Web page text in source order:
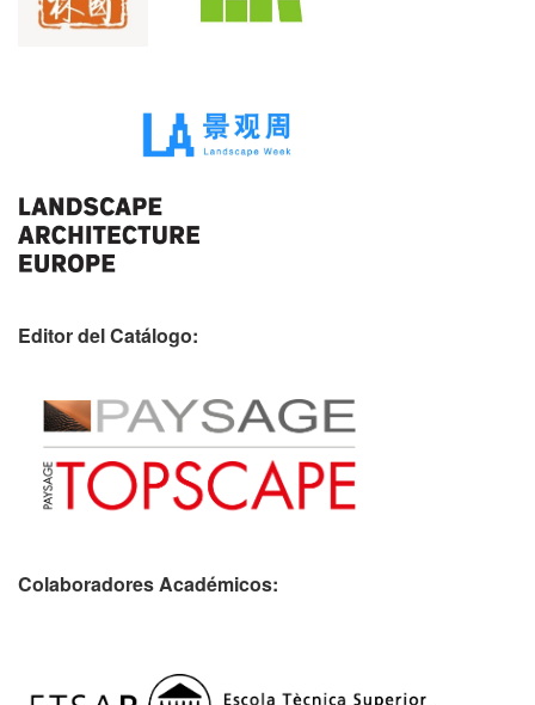
Editor del Catálogo:
Colaboradores Académicos: